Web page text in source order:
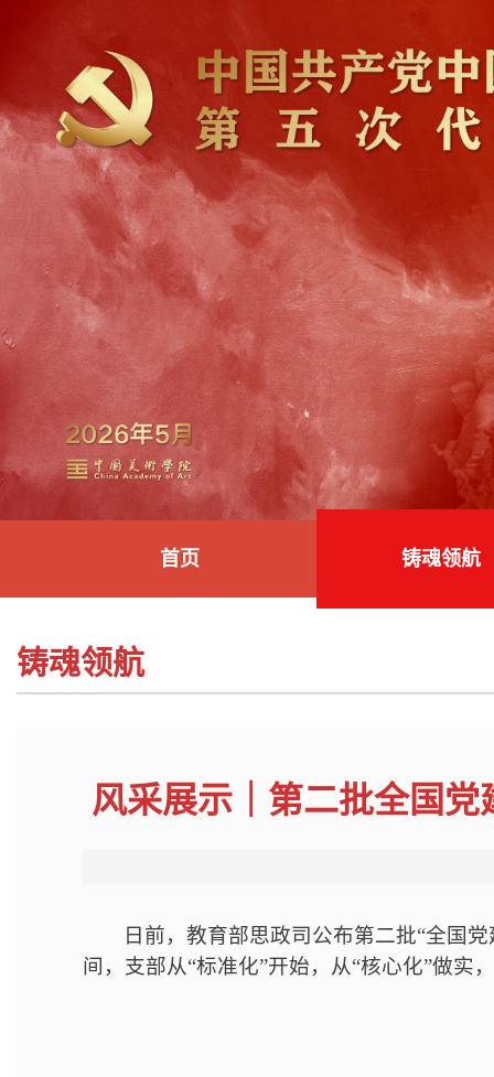
首页 铸魂领航
铸魂领航
风采展示｜第二批全国
日前，教育部思政司公布第二批“全国
间，支部从“标准化”开始，从“核心化”做实